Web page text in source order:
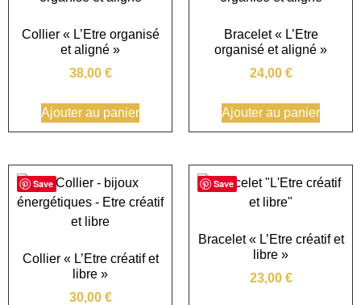
Collier « L’Etre organisé
et aligné »
38,00 €
Ajouter au panier
Bracelet « L’Etre
organisé et aligné »
24,00 €
Ajouter au panier
Save
Collier « L’Etre créatif et
libre »
30,00 €
Save
Bracelet « L’Etre créatif et
libre »
23,00 €